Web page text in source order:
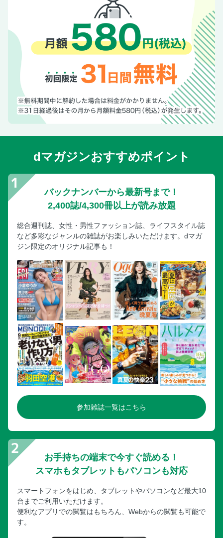
サケと小松菜のガリバタ醤油パスタ／桜エビとブロッコリー
Ryogoが愛用する パスタ料理に欠かせない調理道具
Chapter4 おいしさ凝縮！ 納豆＆きのこがメインのパスタ／
贅沢きのこのチーズクリームパスタ
納豆とめかぶと梅干しのパスタ
まいたけとソーセージの和風パスタ
しいたけと蓮根の和風ミートソースパスタ／ブラウンマッシ
ュルームの濃厚カルボナーラパスタ
ワンパンでつくれる！ 話題の暗殺者のパスタ
ベツとピーマンの甘辛パスタ
なすと万願寺とうがらしの和風パスタ
ブロッコリーとベーコンのトマトパスタ
アスパラとかぶのペペロンチーノパスタ／ほうれん草とベー
コンのバター醤油パスタ
芽キャベツとベーコンのクリームパスタ／白菜のアンチョビ
これがあればパスタがうまい！ 必須調味料リスト
Chapter6 常備品で絶品に仕上がる調味料＆缶づめを使った
パスタ／缶づめボンゴレロッソパスタ
シラスといりパン粉のパスタ
サバ味噌ボロネーゼパスタ
ツナとかぶの葉の和風パスタ
ツナと玉ねぎのトマトクリームパスタ
オイルサーディンと大葉の和風ペペロンチーノパスタ
つくっておくと便利！ いろいろ使えるパスタソース／トマ
ト缶を煮込んでつくる トマトソース
Chapter7 お手軽につくれる！ フライパンを使わないパスタ
カニカマと梅干しの冷やし納豆パスタ
ツナとトマトのタイ風冷製パスタ
高菜明太子パスタ
アボカドと塩昆布の納豆パスタ／レンチンナポリタンパスタ
悪魔の無限ピーマンパスタ／焼き鳥と長ねぎのキムチパスタ
食材別インデックス
dマガジンおすすめポイント
バックナンバーから最新号まで！
2,400誌/4,300冊以上が読み放題
総合週刊誌、女性・男性ファッション誌、ライフスタイル誌
など多彩なジャンルの雑誌がお楽しみいただけます。dマガ
ジン限定のオリジナル記事も！
参加雑誌一覧はこちら
お手持ちの端末で今すぐ読める！
スマホもタブレットもパソコンも対応
スマートフォンをはじめ、タブレットやパソコンなど最大10
台までご利用いただけます。
便利なアプリでの閲覧はもちろん、Webからの閲覧も可能で
す。